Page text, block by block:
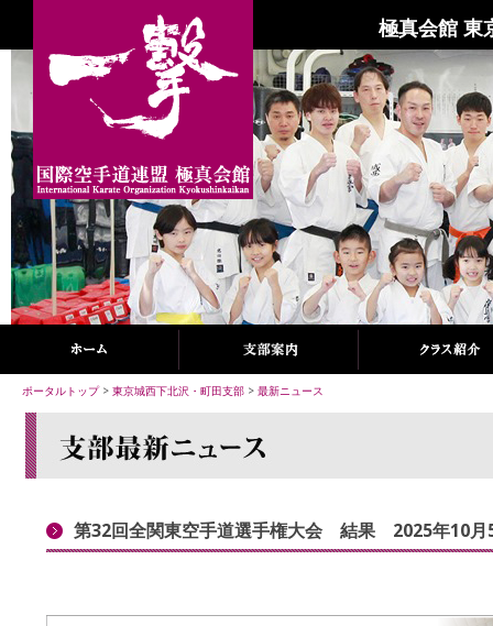
極真会館 東
ポータルトップ> 東京城西下北沢・町田支部 > 最新ニュース
第32回全関東空手道選手権大会 結果 2025年10月